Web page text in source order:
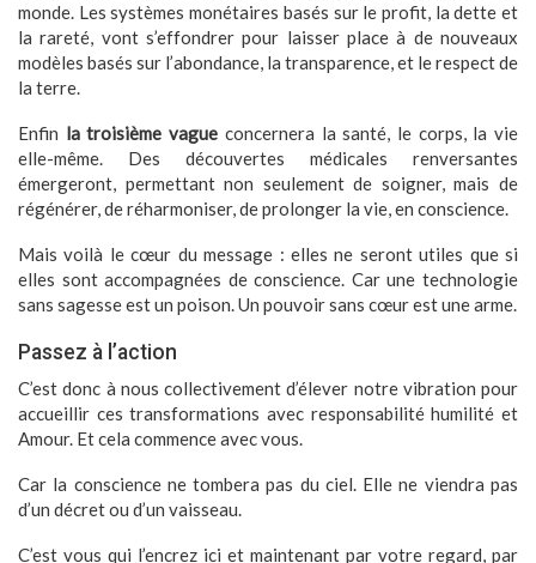
monde. Les systèmes monétaires basés sur le profit, la dette et
la rareté, vont s’effondrer pour laisser place à de nouveaux
modèles basés sur l’abondance, la transparence, et le respect de
la terre.
Enfin la troisième vague concernera la santé, le corps, la vie
elle-même. Des découvertes médicales renversantes
émergeront, permettant non seulement de soigner, mais de
régénérer, de réharmoniser, de prolonger la vie, en conscience.
Mais voilà le cœur du message : elles ne seront utiles que si
elles sont accompagnées de conscience. Car une technologie
sans sagesse est un poison. Un pouvoir sans cœur est une arme.
Passez à l’action
C’est donc à nous collectivement d’élever notre vibration pour
accueillir ces transformations avec responsabilité humilité et
Amour. Et cela commence avec vous.
Car la conscience ne tombera pas du ciel. Elle ne viendra pas
d’un décret ou d’un vaisseau.
C’est vous qui l’encrez ici et maintenant par votre regard, par